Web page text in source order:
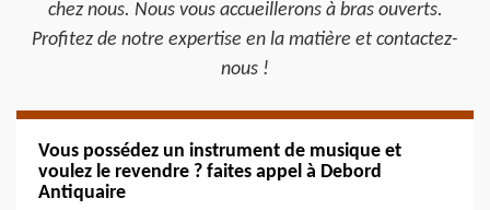
chez nous. Nous vous accueillerons à bras ouverts.
Profitez de notre expertise en la matière et contactez-
nous !
Vous possédez un instrument de musique et
voulez le revendre ? faites appel à Debord
Antiquaire